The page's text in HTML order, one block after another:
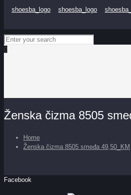
0
Ženska čizma 8505
Home
Ženska čizma 8505 smeđa 49,50_KM
Facebook